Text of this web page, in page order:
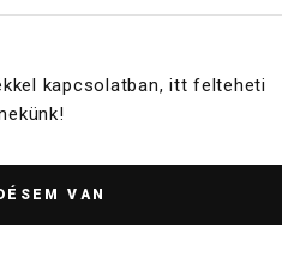
kapcsolatban, itt felteheti
VAN